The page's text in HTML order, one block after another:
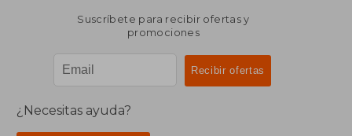
Suscríbete para recibir ofertas y
promociones
¿Necesitas ayuda?